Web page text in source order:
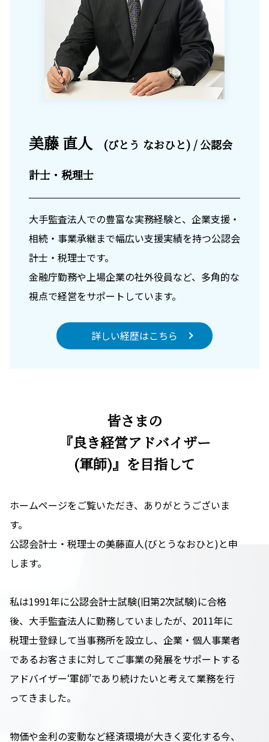
美藤 直人
(びとう なおひと) / 公認会
計士・税理士
大手監査法人での豊富な実務経験と、企業支援・
相続・事業承継まで幅広い支援実績を持つ公認会
計士・税理士です。
金融庁勤務や上場企業の社外役員など、多角的な
視点で経営をサポートしています。
詳しい経歴はこちら
皆さまの
『良き経営アドバイザー
(軍師)』を目指して
ホームページをご覧いただき、ありがとうございま
す。
公認会計士・税理士の美藤直人(びとうなおひと)と申
します。
私は1991年に公認会計士試験(旧第2次試験)に合格
後、大手監査法人に勤務していましたが、2011年に
税理士登録して当事務所を設立し、企業・個人事業者
であるお客さまに対してご事業の発展をサポートする
アドバイザー‘軍師’であり続けたいと考えて業務を行
ってきました。
物価や金利の変動など経済環境が大きく変化する今、